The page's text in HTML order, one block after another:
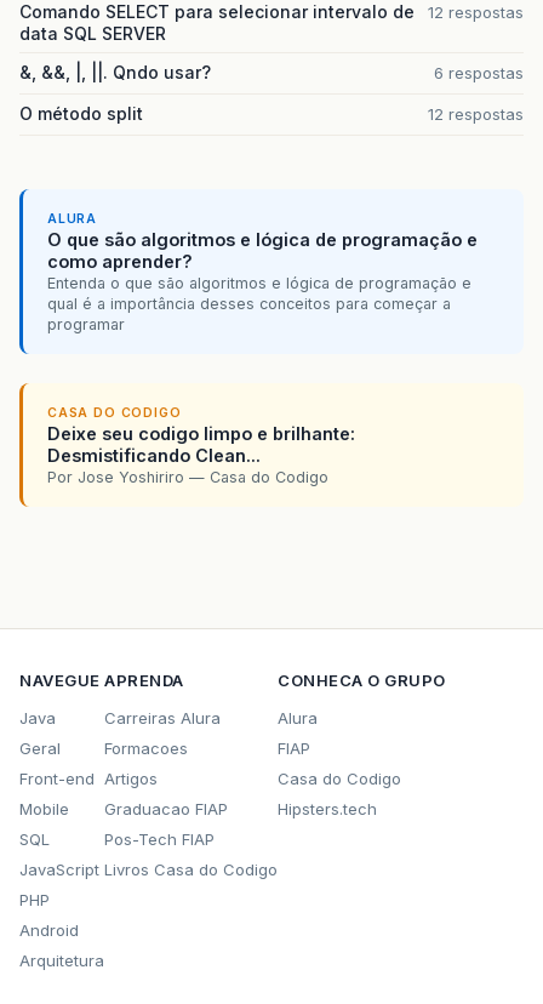
Comando SELECT para selecionar intervalo de
data SQL SERVER
12 respostas
&, &&, |, ||. Qndo usar? 6 respostas
O método split 12 respostas
ALURA
O que são algoritmos e lógica de programação e
como aprender?
Entenda o que são algoritmos e lógica de programação e
qual é a importância desses conceitos para começar a
programar
CASA DO CODIGO
Deixe seu codigo limpo e brilhante:
Desmistificando Clean...
Por Jose Yoshiriro — Casa do Codigo
NAVEGUE
Java
Geral
Front-end
Mobile
SQL
JavaScript
PHP
Android
Arquitetura
APRENDA
Carreiras Alura
Formacoes
Artigos
Graduacao FIAP
Pos-Tech FIAP
Livros Casa do Codigo
CONHECA O GRUPO
Alura
FIAP
Casa do Codigo
Hipsters.tech